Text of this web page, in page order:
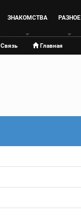
ЗНАКОМСТВА РАЗНОЕ
Связь Главная